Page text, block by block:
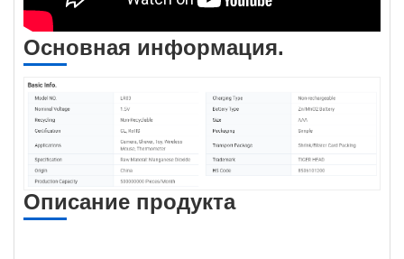
Основная информация.
Описание продукта